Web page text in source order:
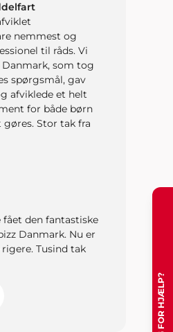
nemmest og
til råds. Vi
som tog
spørgsmål, gav
afviklede et helt
for både børn
gøres. Stor tak fra
den fantastiske
Danmark. Nu er
Tusind tak